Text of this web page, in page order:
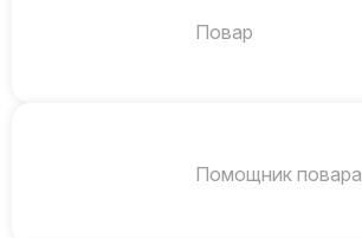
Повар
Помощник повара